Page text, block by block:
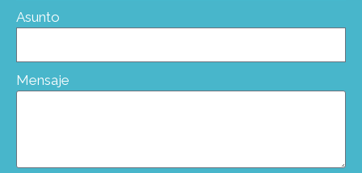
Asunto
Mensaje